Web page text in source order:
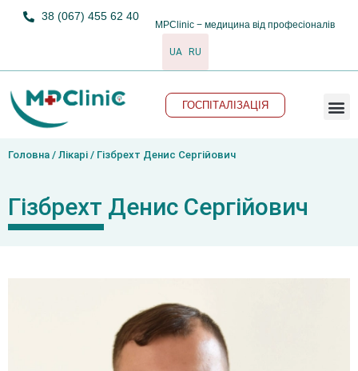
38 (067) 455 62 40
MPClinic − медицина від професіоналів
UA RU
ГОСПІТАЛІЗАЦІЯ
Головна / Лікарі / Гізбрехт Денис Сергійович
Гізбрехт Денис Сергійович